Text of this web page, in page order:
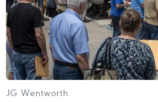
JG Wentworth